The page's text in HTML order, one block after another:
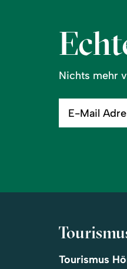
Nichts mehr
Mail
eingeben
Tourismus